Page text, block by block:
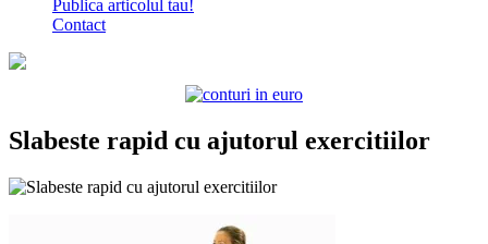
Publica articolul tau!
Contact
Slabeste rapid cu ajutorul exercitiilor